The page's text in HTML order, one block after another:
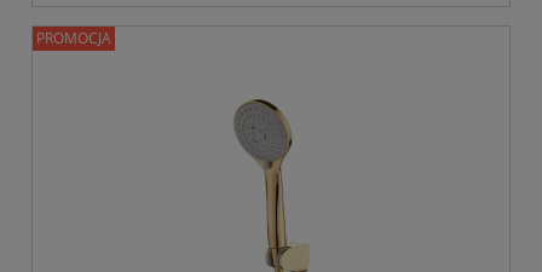
PROMOCJA